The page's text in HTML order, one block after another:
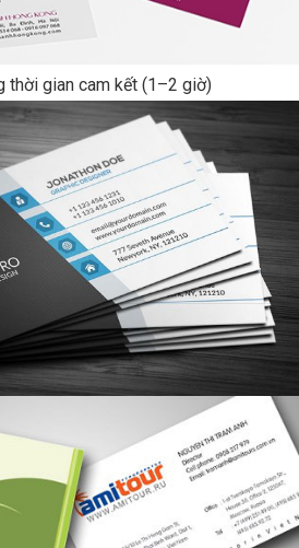
giá nhanh
thời gian cam kết (1–2 giờ)
số hiện đại, không phải chờ ghép
in name card gấp tại TPHCM, hãy
– Giao tận nơi trong 2 giờ . Cam
đúng hẹn.
không còn là vấn đề khó nếu bạn
chất liệu và xưởng in uy tín. Hãy
sẵn sàng tỏa sáng chuyên nghiệp
rút.
0918308282 (Zalo/Mess)để